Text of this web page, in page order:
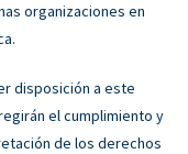
organizaciones en
disposición a este
el cumplimiento y
de los derechos